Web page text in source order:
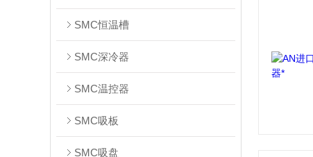
SMC恒温槽
SMC深冷器
SMC温控器
SMC吸板
SMC吸盘